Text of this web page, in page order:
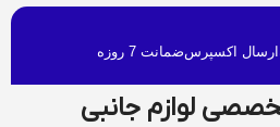
ارسال اکسپرسضمانت 7 روزه
لوازم جانبی